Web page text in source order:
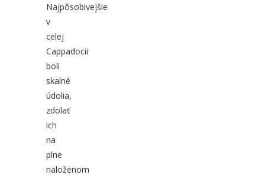
Najpôsobivejšie
v
celej
Cappadocii
boli
skalné
údolia,
zdolať
ich
na
plne
naloženom